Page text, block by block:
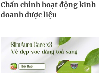
Chấn chỉnh hoạt động kinh
doanh dược liệu